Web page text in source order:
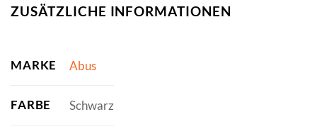
ZUSÄTZLICHE INFORMATIONEN
MARKE Abus
FARBE Schwarz